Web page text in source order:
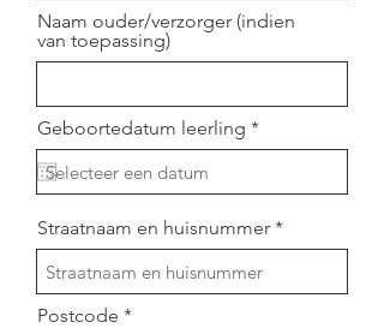
Naam ouder/verzorger (indien
van toepassing)
Geboortedatum leerling *r
e
r
e
Straatnaam en huisnummer
Postcode